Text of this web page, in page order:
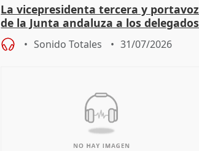
La vicepresidenta tercera y portavoz
de la Junta andaluza a los delegados
territoriales en Málaga
Sonido Totales 31/07/2026